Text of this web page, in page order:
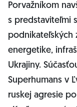
Porvažníkom
s predstaviteľmi
podnikateľských
energetike,
Ukrajiny.
Superhumans v
ruskej agresie